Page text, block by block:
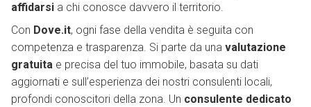
affidarsi a chi conosce davvero il territorio.
Con Dove.it, ogni fase della vendita è seguita con
competenza e trasparenza. Si parte da una valutazione
gratuita e precisa del tuo immobile, basata su dati
aggiornati e sull’esperienza dei nostri consulenti locali,
profondi conoscitori della zona. Un consulente dedicato